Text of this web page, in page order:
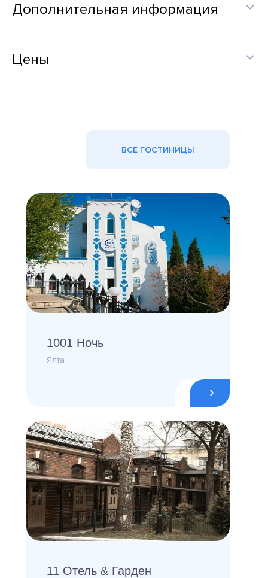
Дополнительная информация
Цены
ВСЕ ГОСТИНИЦЫ
1001 Ночь
Ялта
11 Отель & Гарден